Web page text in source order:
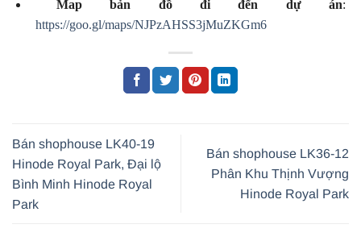
Map bản đồ đi đến dự án:
https://goo.gl/maps/NJPzAHSS3jMuZKGm6
Bán shophouse LK40-19
Hinode Royal Park, Đại lộ
Bình Minh Hinode Royal
Park
Bán shophouse LK36-12
Phân Khu Thịnh Vượng
Hinode Royal Park